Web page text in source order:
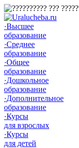
·Высшее
образование
·Среднее
образование
·Общее
образование
·Дошкольное
образование
·Дополнительное
образование
·Курсы
для взрослых
·Курсы
для детей